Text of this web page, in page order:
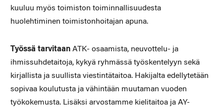
kuuluu myös toimiston toiminnallisuudesta
huolehtiminen toimistonhoitajan apuna.
Työssä tarvitaanATK- osaamista, neuvottelu- ja
ihmissuhdetaitoja, kykyä ryhmässä työskentelyyn sekä
kirjallista ja suullista viestintätaitoa. Hakijalta edellytetään
sopivaa koulutusta ja vähintään muutaman vuoden
työkokemusta. Lisäksi arvostamme kielitaitoa ja AY-